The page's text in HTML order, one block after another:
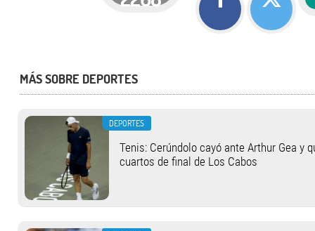
MÁS SOBRE DEPORTES
DEPORTES
Tenis: Cerúndolo cayó ante Arthur Gea y
cuartos de final de Los Cabos